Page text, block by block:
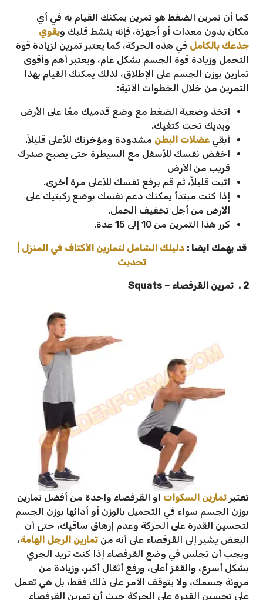
كما أن تمرين الضغط هو تمرين يمكنك القيام به في أي
مكان بدون معدات أو أجهزة، فإنه ينشط قلبك ويقوي
جذعك بالكامل في هذه الحركة، كما يعتبر تمرين لزيادة قوة
التحمل وزيادة قوة الجسم بشكل عام، ويعتبر أهم وأقوى
تمارين بوزن الجسم على الإطلاق، لذلك يمكنك القيام بهذا
التمرين من خلال الخطوات الأتية:
اتخذ وضعية الضغط مع وضع قدميك معًا على الأرض
ويديك تحت كتفيك.
أبقي عضلات البطن مشدودة ومؤخرتك للأعلى قليلاً.
اخفض نفسك للأسفل مع السيطرة حتى يصبح صدرك
قريب من الأرض
اثبت قليلاً، ثم قم برفع نفسك للأعلى مرة أخرى.
إذا كنت مبتدأ يمكنك دعم نفسك بوضع ركبتيك على
الأرض من أجل تخفيف الحمل.
كرر هذا التمرين من 10 إلى 15 عدة.
قد يهمك ايضا :دليلك الشامل لتمارين الأكتاف في المنزل |
تحديث
2 . تمرين القرفصاء – Squats
تعتبر تمارين السكوات او القرفصاء واحدة من أفضل تمارين
بوزن الجسم سواء في التحميل بالوزن أو أدائها بوزن الجسم
لتحسين القدرة على الحركة وعدم إرهاق ساقيك، حتى أن
البعض يشير إلى القرفصاء على أنه من تمارين الرجل الهامة،
ويجب أن تجلس في وضع القرفصاء إذا كنت تريد الجري
بشكل أسرع، والقفز أعلى، ورفع أثقال أكبر، وزيادة من
مرونة جسمك، ولا يتوقف الأمر على ذلك فقط، بل هي تعمل
على تحسين القدرة على الحركة حيث أن تمرين القرفصاء